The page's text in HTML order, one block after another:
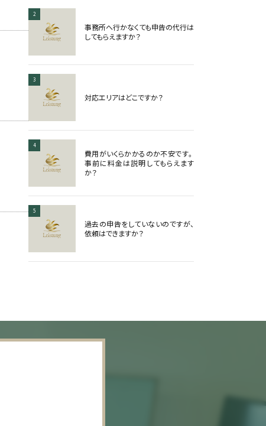
2
事務所へ行かなくても申告の代行は
してもらえますか？
3
対応エリアはどこですか？
4
費用がいくらかかるのか不安です。
事前に料金は説明してもらえます
か？
5
過去の申告をしていないのですが、
依頼はできますか？